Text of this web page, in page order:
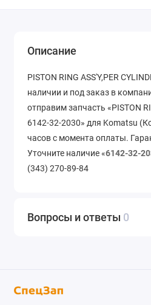
Описание
PISTON RING ASS'Y,PER
наличии и под заказ в
отправим запчасть «PISTON
6142-32-2030» для Komatsu
часов с момента оплаты.
Уточните наличие «6142-32-
(343) 270-89-84
Вопросы и ответы 0